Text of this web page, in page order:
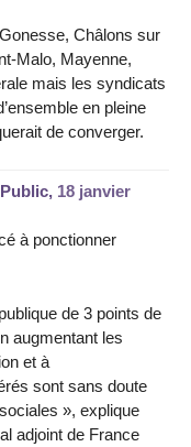
Châlons sur
Malo, Mayenne,
mais les syndicats
en pleine
de converger.
18 janvier
à ponctionner
de 3 points de
augmentant les
et à
sont sans doute
», explique
adjoint de France